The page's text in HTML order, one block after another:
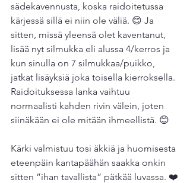
sädekavennusta, koska raidoitetussa
kärjessä sillä ei niin ole väliä. 😊 Ja
sitten, missä yleensä olet kaventanut,
lisää nyt silmukka eli alussa 4/kerros ja
kun sinulla on 7 silmukkaa/puikko,
jatkat lisäyksiä joka toisella kierroksella.
Raidoituksessa lanka vaihtuu
normaalisti kahden rivin välein, joten
siinäkään ei ole mitään ihmeellistä. 😊
Kärki valmistuu tosi äkkiä ja huomisesta
eteenpäin kantapäähän saakka onkin
sitten ”ihan tavallista” pätkää luvassa. ❤️